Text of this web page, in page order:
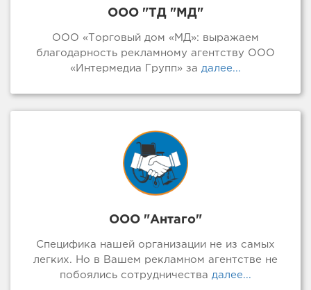
ООО "ТД "МД"
ООО «Торговый дом «МД»: выражаем
благодарность рекламному агентству ООО
«Интермедиа Групп» за далее...
ООО "Антаго"
Специфика нашей организации не из самых
легких. Но в Вашем рекламном агентстве не
побоялись сотрудничества далее...